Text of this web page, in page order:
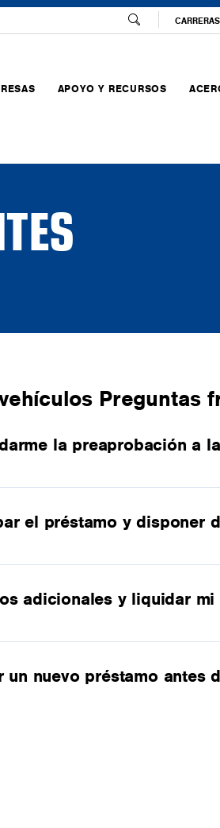
CARRERAS
APOYO Y RECURSOS
Preguntas
la preaprobación a
el préstamo y disponer
adicionales y liquidar
un nuevo préstamo antes